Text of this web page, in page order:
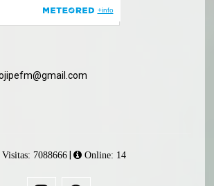
Visitas: 7088666 | Online: 14